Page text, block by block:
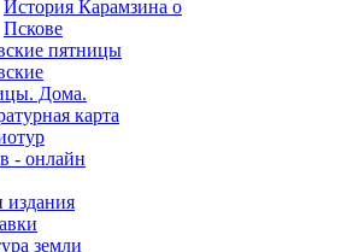
История Карамзина о
Пскове
пятницы
Дома.
карта
- онлайн
земли